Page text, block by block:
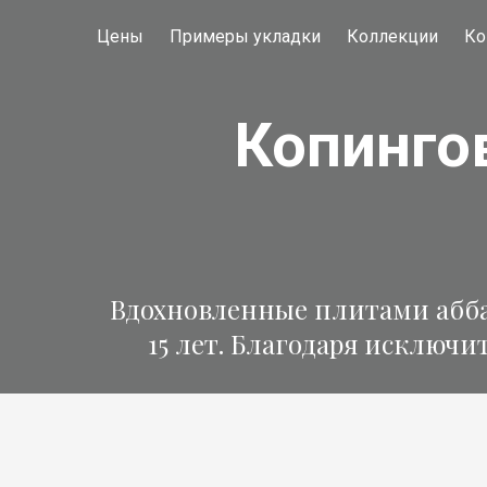
Цены Примеры укладки Коллекции
Вдохновленные плитами
15 лет. Благодаря